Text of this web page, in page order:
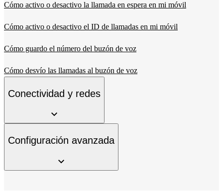
Cómo activo o desactivo la llamada en espera en mi móvil
Cómo activo o desactivo el ID de llamadas en mi móvil
Cómo guardo el número del buzón de voz
Cómo desvío las llamadas al buzón de voz
Conectividad y redes
Configuración avanzada